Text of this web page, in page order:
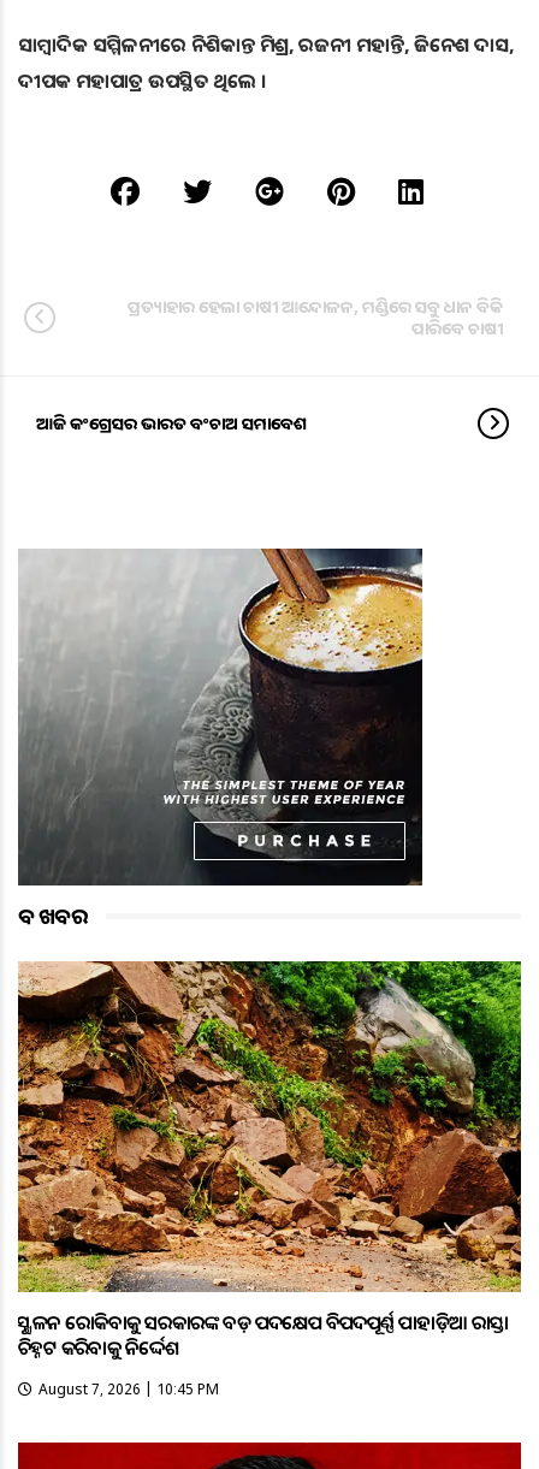
ସାମ୍ବାଦିକ ସମ୍ମିଳନୀରେ ନିଶିକାନ୍ତ ମିଶ୍ର, ରଜନୀ ମହାନ୍ତି, ଜିନେଶ ଦାସ,
ଦୀପକ ମହାପାତ୍ର ଉପସ୍ଥିତ ଥିଲେ ।
ପ୍ରତ୍ୟାହାର ହେଲା ଚାଷୀ ଆନ୍ଦୋଳନ, ମଣ୍ଡିରେ ସବୁ ଧାନ ବିକି
ପାରିବେ ଚାଷୀ
ଆଜି କଂଗ୍ରେସର ଭାରତ ବଂଚାଅ ସମାବେଶ
ବଡ ଖବର
ଭୂସ୍ଖଳନ ରୋକିବାକୁ ସରକାରଙ୍କ ବଡ଼ ପଦକ୍ଷେପ ବିପଦପୂର୍ଣ୍ଣ ପାହାଡ଼ିଆ ରାସ୍ତା
ଚିହ୍ନଟ କରିବାକୁ ନିର୍ଦ୍ଦେଶ
August 7, 2026 | 10:45 PM